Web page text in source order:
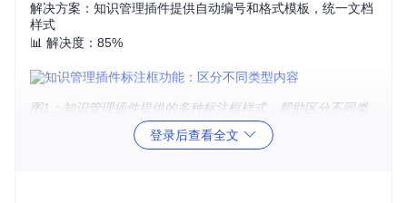
解决方案：知识管理插件提供自动编号和格式模板，统一文档
样式
📊 解决度：85%
图1：知识管理插件提供的多种标注框样式，帮助区分不同类
型内容，提升文档可读性
1.2 协作低效问题：多人编辑同步难题
登录后查看全文